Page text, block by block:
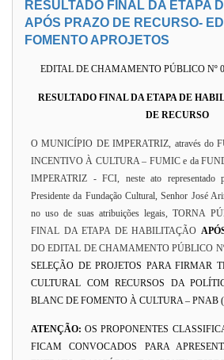
RESULTADO FINAL DA ETAPA
APÓS PRAZO DE RECURSO-
FOMENTO APROJETOS
EDITAL DE CHAMAMENTO PÚBLICO Nº
RESULTADO FINAL DA ETAPA DE
DE RECURSO
O MUNICÍPIO DE IMPERATRIZ, através do
INCENTIVO À CULTURA – FUMIC e da
IMPERATRIZ - FCI, neste ato representado
Presidente da Fundação Cultural, Senhor José
no uso de suas atribuições legais, TORNA
FINAL DA ETAPA DE HABILITAÇÃO
DO EDITAL DE CHAMAMENTO PÚBLICO
SELEÇÃO DE PROJETOS PARA FIRMAR
CULTURAL COM RECURSOS DA
BLANC DE FOMENTO À CULTURA – PNAB
ATENÇÃO: OS PROPONENTES
FICAM CONVOCADOS PARA